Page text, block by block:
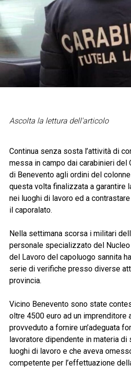
Ascolta la lettura dell'articolo
Continua senza sosta l’attività di
messa in campo dai carabinieri del
di Benevento agli ordini del
questa volta finalizzata a garantire
nei luoghi di lavoro ed a
il caporalato.
Nella settimana scorsa i militari
personale specializzato del
del Lavoro del capoluogo sannita
serie di verifiche presso diverse
provincia.
Vicino Benevento sono state
oltre 4500 euro ad un imprenditore
provveduto a fornire un’adeguata
lavoratore dipendente in materia
luoghi di lavoro e che aveva
competente per l’effettuazione